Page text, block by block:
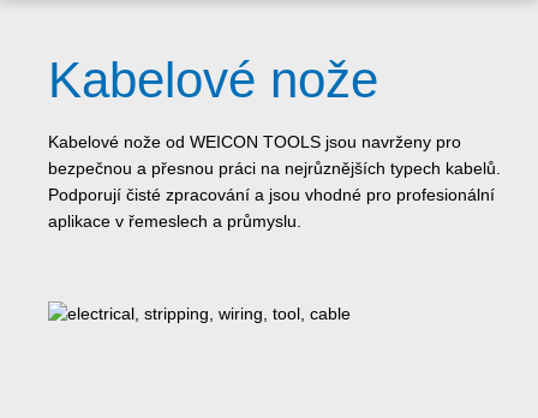
Kabelové nože
Kabelové nože od WEICON TOOLS jsou navrženy pro
bezpečnou a přesnou práci na nejrůznějších typech kabelů.
Podporují čisté zpracování a jsou vhodné pro profesionální
aplikace v řemeslech a průmyslu.